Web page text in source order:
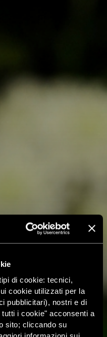
di cookie: tecnici,
cookie utilizzati per la
pubblicitari), nostri e di
i cookie" acconsenti a
sito; cliccando su